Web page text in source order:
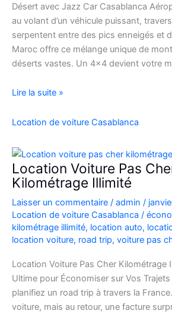
Désert avec Jazz Car Casablanca
au volant d’un véhicule puissant,
serpentent entre des pics enneigés et
Maroc offre ce mélange unique de
déserts vastes. Un 4×4 devient votre
location
voiture
au
Maroc
pour
explorer
l’Atlas
et
le
Lire la suite »
Location de voiture Casablanca
Location Voiture Pas
Kilométrage Illimité
Laisser un commentaire / admin /
Location de voiture Casablanca /
kilométrage illimité, location auto,
location voiture, road trip, voiture pas
Location Voiture Pas Cher Kilométrage
Ultime pour Économiser sur Vos
planifiez un road trip à travers la
voiture, mais au retour, une facture